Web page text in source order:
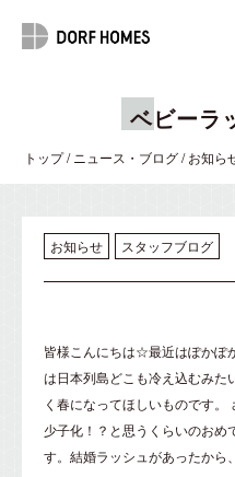
ベビー
トップ/ ニュース・ブログ/お知ら
お知らせ スタッフブログ
皆様こんにちは☆最近はぽかぽ
は日本列島どこも冷え込むみた
く春になってほしいものです
少子化！？と思うくらいのおめ
す。結婚ラッシュがあったから